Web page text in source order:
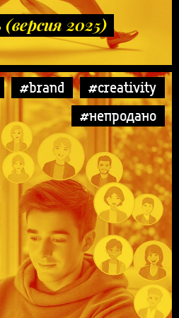
2025)
#brand
#creativity
#непродано